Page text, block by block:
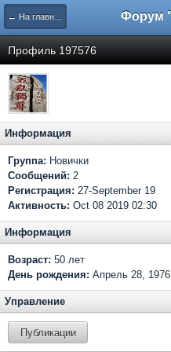
← На главную
Профиль 197576
Информация
Группа: Новички
Сообщений: 2
Регистрация: 27-September 19
Активность: Oct 08 2019 02:30
Информация
Возраст: 50 лет
День рождения: Апрель 28, 1976
Управление
Публикации